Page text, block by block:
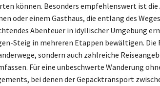
können. Besonders empfehlenswert ist die
oder einem Gasthaus, die entlang des
Abenteuer in idyllischer Umgebung
Steig in mehreren Etappen bewältigen.
sondern auch zahlreiche
Für eine unbeschwerte Wanderung
bei denen der Gepäcktransport